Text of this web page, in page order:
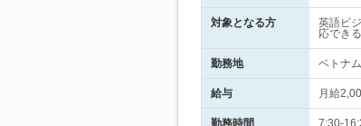
対象となる方
英語ビ
応でき
勤務地 ベトナ
給与 月給
勤務時間 7:30-